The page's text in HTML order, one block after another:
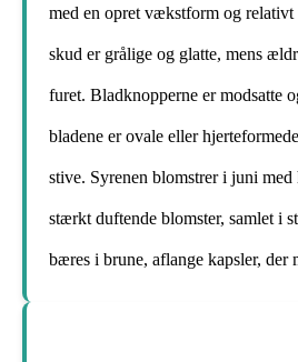
med en opret vækstform og relativt
skud er grålige og glatte, mens
furet. Bladknopperne er modsatte
bladene er ovale eller
stive. Syrenen blomstrer i juni
stærkt duftende blomster, samlet i
bæres i brune, aflange kapsler, der